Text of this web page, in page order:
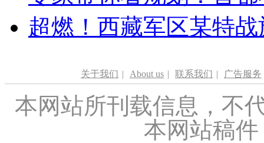
超燃！西藏军区某特
关于我们 | About us | 联系我们 | 广告服务
本网站所刊载信息，不
本网站稿